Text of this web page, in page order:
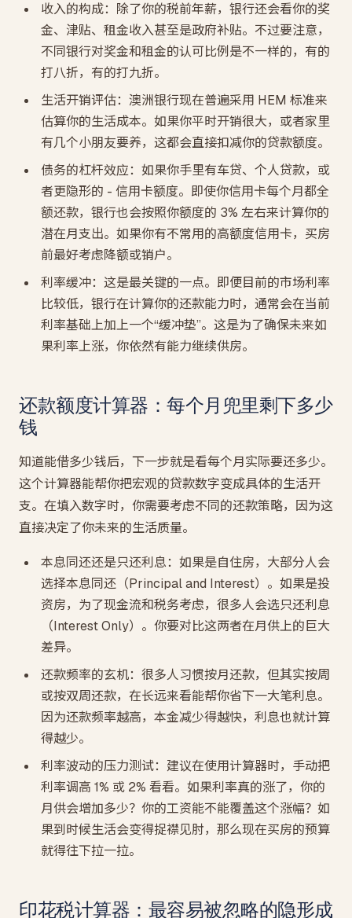
收入的构成：除了你的税前年薪，银行还会看你的奖
金、津贴、租金收入甚至是政府补贴。不过要注意，
不同银行对奖金和租金的认可比例是不一样的，有的
打八折，有的打九折。
生活开销评估：澳洲银行现在普遍采用 HEM 标准来
估算你的生活成本。如果你平时开销很大，或者家里
有几个小朋友要养，这都会直接扣减你的贷款额度。
债务的杠杆效应：如果你手里有车贷、个人贷款，或
者更隐形的 - 信用卡额度。即使你信用卡每个月都全
额还款，银行也会按照你额度的 3% 左右来计算你的
潜在月支出。如果你有不常用的高额度信用卡，买房
前最好考虑降额或销户。
利率缓冲：这是最关键的一点。即便目前的市场利率
比较低，银行在计算你的还款能力时，通常会在当前
利率基础上加上一个“缓冲垫”。这是为了确保未来如
果利率上涨，你依然有能力继续供房。
还款额度计算器：每个月兜里剩下多少
钱
知道能借多少钱后，下一步就是看每个月实际要还多少。
这个计算器能帮你把宏观的贷款数字变成具体的生活开
支。在填入数字时，你需要考虑不同的还款策略，因为这
直接决定了你未来的生活质量。
本息同还还是只还利息：如果是自住房，大部分人会
选择本息同还（Principal and Interest）。如果是投
资房，为了现金流和税务考虑，很多人会选只还利息
（Interest Only）。你要对比这两者在月供上的巨大
差异。
还款频率的玄机：很多人习惯按月还款，但其实按周
或按双周还款，在长远来看能帮你省下一大笔利息。
因为还款频率越高，本金减少得越快，利息也就计算
得越少。
利率波动的压力测试：建议在使用计算器时，手动把
利率调高 1% 或 2% 看看。如果利率真的涨了，你的
月供会增加多少？你的工资能不能覆盖这个涨幅？如
果到时候生活会变得捉襟见肘，那么现在买房的预算
就得往下拉一拉。
印花税计算器：最容易被忽略的隐形成